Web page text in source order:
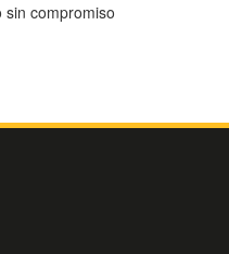
sin compromiso